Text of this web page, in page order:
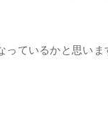
ているかと思い